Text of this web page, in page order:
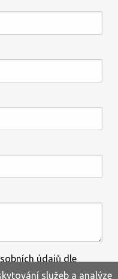
údajů dle
služeb a analýze